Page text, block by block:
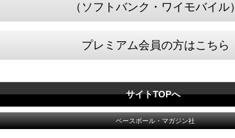
（ソフトバンク・ワイモバイル）
プレミアム会員の方はこちら
サイトTOPへ
ベースボール・マガジン社